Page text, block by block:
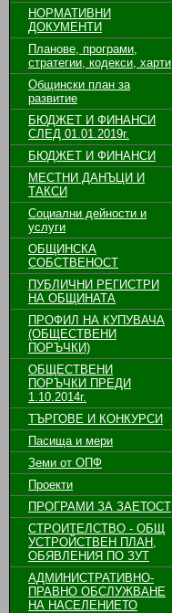
НОРМАТИВНИ
ДОКУМЕНТИ
Планове, програми,
стратегии, кодекси, харти
Общински план за
развитие
БЮДЖЕТ И ФИНАНСИ
СЛЕД 01.01.2019г.
БЮДЖЕТ И ФИНАНСИ
МЕСТНИ ДАНЪЦИ И
ТАКСИ
Социални дейности и
услуги
ОБЩИНСКА
СОБСТВЕНОСТ
ПУБЛИЧНИ РЕГИСТРИ
НА ОБЩИНАТА
ПРОФИЛ НА КУПУВАЧА
(ОБЩЕСТВЕНИ
ПОРЪЧКИ)
ОБЩЕСТВЕНИ
ПОРЪЧКИ ПРЕДИ
1.10.2014г.
ТЪРГОВЕ И КОНКУРСИ
Пасища и мери
Земи от ОПФ
Проекти
ПРОГРАМИ ЗА ЗАЕТОСТ
СТРОИТЕЛСТВО - ОБЩ
УСТРОЙСТВЕН ПЛАН,
ОБЯВЛЕНИЯ ПО ЗУТ
АДМИНИСТРАТИВНО-
ПРАВНО ОБСЛУЖВАНЕ
НА НАСЕЛЕНИЕТО